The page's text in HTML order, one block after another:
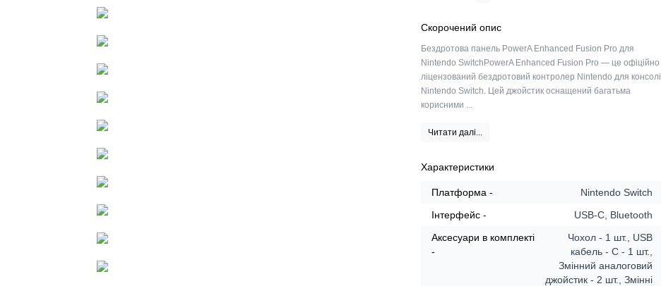
Скорочений опис
Бездротова панель PowerA Enhanced Fusion Pro для
Nintendo SwitchPowerA Enhanced Fusion Pro — це офіційно
ліцензований бездротовий контролер Nintendo для консолі
Nintendo Switch. Цей джойстик оснащений багатьма
корисними ...
Читати далі...
Характеристики
Платформа -
Nintendo Switch
Інтерфейс -
USB-C, Bluetooth
Аксесуари в комплекті
-
Чохол - 1 шт., USB
кабель - C - 1 шт.,
Змінний аналоговий
джойстик - 2 шт., Змінні